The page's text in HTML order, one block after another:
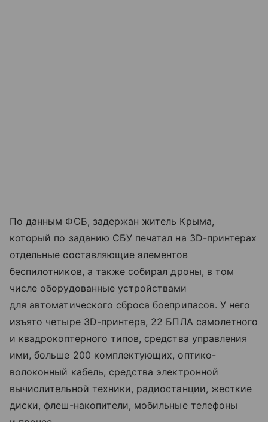
По данным ФСБ, задержан житель Крыма,
который по заданию СБУ печатал на 3D-принтерах
отдельные составляющие элементов
беспилотников, а также собирал дроны, в том
числе оборудованные устройствами
для автоматического сброса боеприпасов. У него
изъято четыре ЗD-принтера, 22 БПЛА самолетного
и квадрокоптерного типов, средства управления
ими, больше 200 комплектующих, оптико-
волоконный кабель, средства электронной
вычислительной техники, радиостанции, жесткие
диски, флеш-накопители, мобильные телефоны